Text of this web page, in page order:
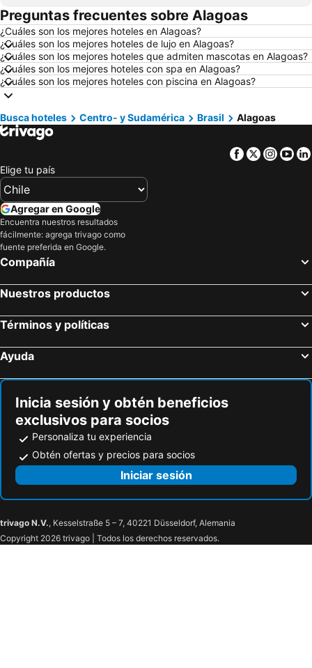
Hoteles en Roma
Hoteles en La Serena
Hoteles en Puerto Montt
Hoteles en Lima
Hoteles en Valdivia
Hoteles en San Andrés
Hoteles en Búzios
Hoteles en Chillán
Hoteles en Arica
Hoteles en Chile
Hoteles en Región Metropolitana de Santiago
Hoteles en Chiloé
Hoteles en Cerdeña
Hoteles en Curicó
Hoteles en Jamaica
Hoteles en Puerto Plata
Hoteles en Costa Rica
Hoteles en Panamá
Preguntas frecuentes sobre Alagoas
¿Cuáles son los mejores hoteles en Alagoas?
¿Cuáles son los mejores hoteles de lujo en Alagoas?
¿Cuáles son los mejores hoteles que admiten mascotas en Alagoas?
¿Cuáles son los mejores hoteles con spa en Alagoas?
¿Cuáles son los mejores hoteles con piscina en Alagoas?
Busca hoteles Centro- y Sudamérica Brasil Alagoas
Facebook
Twitter
Elige tu país
Agregar en Google
Encuentra nuestros resultados
fácilmente: agrega trivago como
fuente preferida en Google.
Compañía
Nuestros productos
Términos y políticas
Ayuda
Inicia sesión y obtén beneficios
exclusivos para socios
Personaliza tu experiencia
Obtén ofertas y precios para socios
Iniciar sesión
trivago N.V., Kesselstraße 5 – 7, 40221 Düsseldorf, Alemania
Copyright 2026 trivago | Todos los derechos reservados.